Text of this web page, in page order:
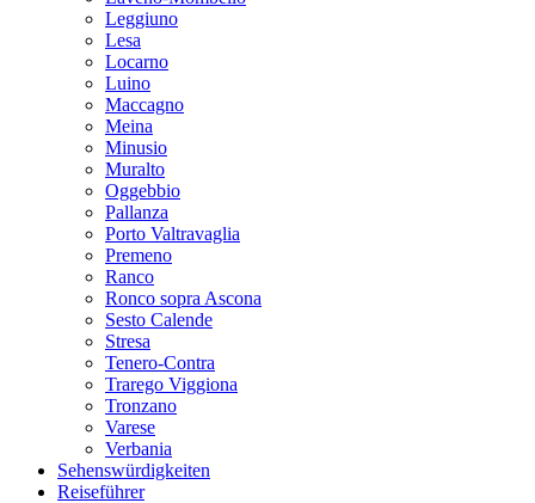
Leggiuno
Lesa
Locarno
Luino
Maccagno
Meina
Minusio
Muralto
Oggebbio
Pallanza
Porto Valtravaglia
Premeno
Ranco
Ronco sopra Ascona
Sesto Calende
Stresa
Tenero-Contra
Trarego Viggiona
Tronzano
Varese
Verbania
Sehenswürdigkeiten
Reiseführer